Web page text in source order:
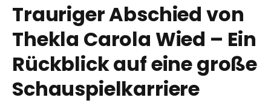
Trauriger Abschied von
Thekla Carola Wied – Ein
Rückblick auf eine große
Schauspielkarriere